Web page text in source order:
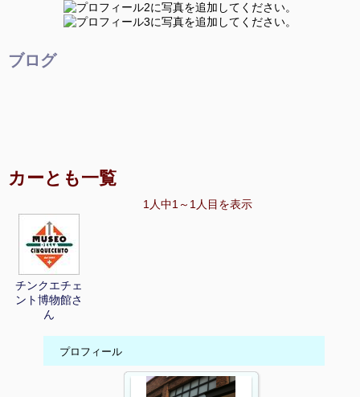
ブログ
カーとも一覧
1人中1～1人目を表示
チンクエチェ
ント博物館さ
ん
プロフィール